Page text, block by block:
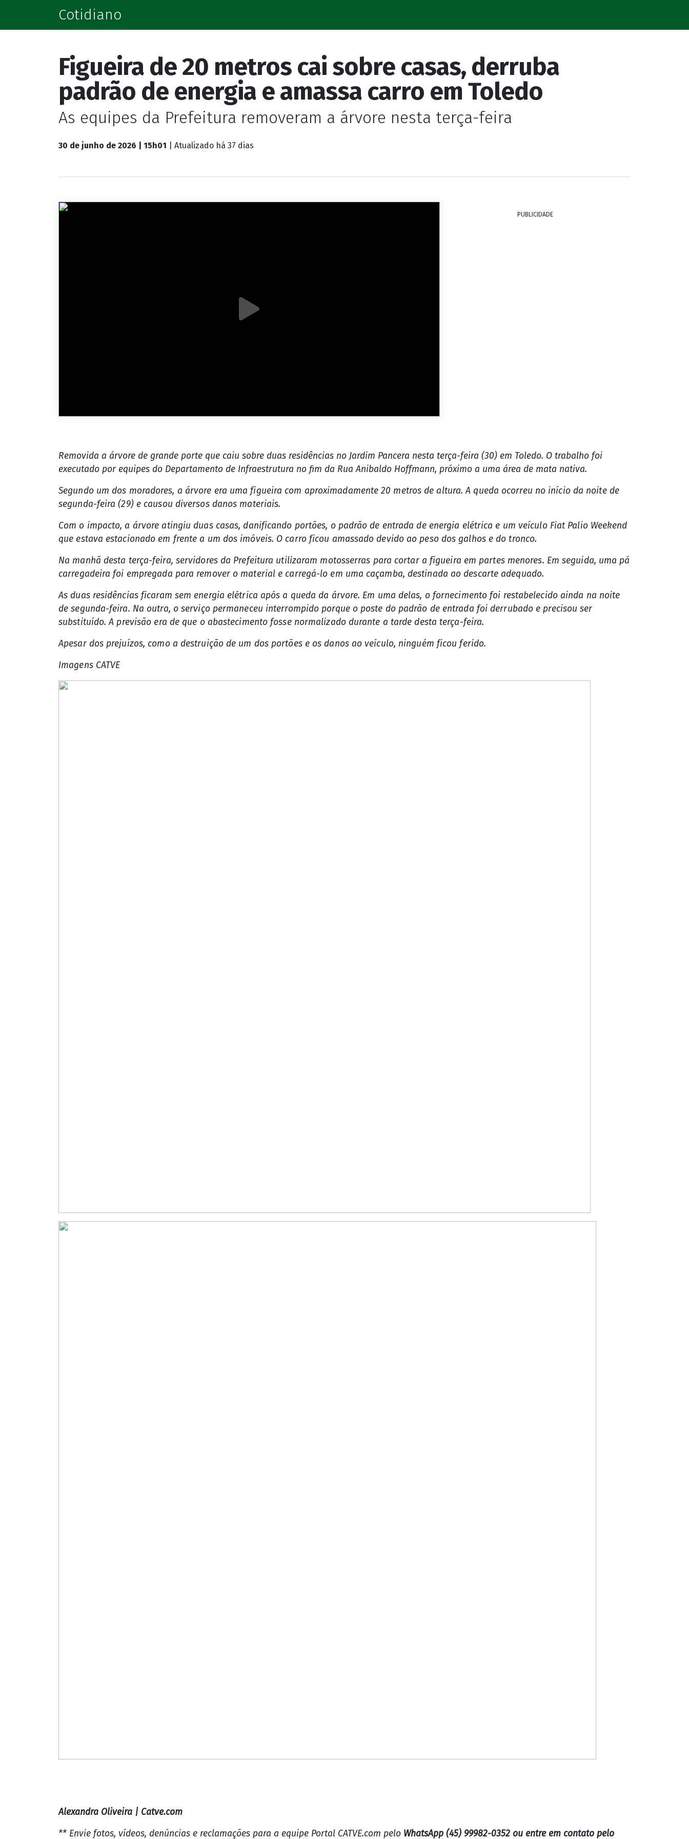
Cotidiano
Figueira de 20 metros cai sobre casas, derruba
padrão de energia e amassa carro em Toledo
As equipes da Prefeitura removeram a árvore nesta terça-feira
30 de junho de 2026 | 15h01 | Atualizado há 37 dias
PUBLICIDADE
Removida a árvore de grande porte que caiu sobre duas residências no Jardim Pancera nesta terça-feira (30) em Toledo. O trabalho foi
executado por equipes do Departamento de Infraestrutura no fim da Rua Anibaldo Hoffmann, próximo a uma área de mata nativa.
Segundo um dos moradores, a árvore era uma figueira com aproximadamente 20 metros de altura. A queda ocorreu no início da noite de
segunda-feira (29) e causou diversos danos materiais.
Com o impacto, a árvore atingiu duas casas, danificando portões, o padrão de entrada de energia elétrica e um veículo Fiat Palio Weekend
que estava estacionado em frente a um dos imóveis. O carro ficou amassado devido ao peso dos galhos e do tronco.
Na manhã desta terça-feira, servidores da Prefeitura utilizaram motosserras para cortar a figueira em partes menores. Em seguida, uma pá
carregadeira foi empregada para remover o material e carregá-lo em uma caçamba, destinada ao descarte adequado.
As duas residências ficaram sem energia elétrica após a queda da árvore. Em uma delas, o fornecimento foi restabelecido ainda na noite
de segunda-feira. Na outra, o serviço permaneceu interrompido porque o poste do padrão de entrada foi derrubado e precisou ser
substituído. A previsão era de que o abastecimento fosse normalizado durante a tarde desta terça-feira.
Apesar dos prejuízos, como a destruição de um dos portões e os danos ao veículo, ninguém ficou ferido.
Imagens CATVE
Alexandra Oliveira | Catve.com
** Envie fotos, vídeos, denúncias e reclamações para a equipe Portal CATVE.com pelo WhatsApp (45) 99982-0352 ou entre em contato pelo